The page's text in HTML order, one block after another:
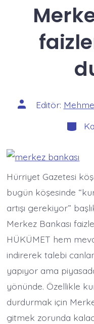
Yazının
yazarı
Editör:
Hürriyet Gazetesi
bugün köşesinde
artışı gerekiyor”
Merkez Bankası
HÜKÜMET hem
indirerek talebi
yapıyor ama
yönünde. Özellikle
durdurmak için
gitmek zorunda